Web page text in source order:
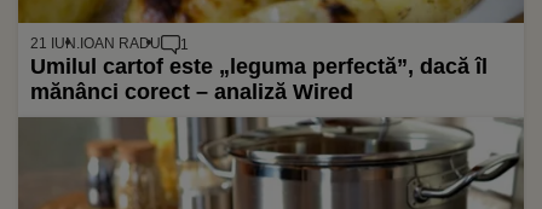
21 IUN. IOAN RADU 1
Umilul cartof este „leguma perfectă”, dacă îl
mănânci corect – analiză Wired